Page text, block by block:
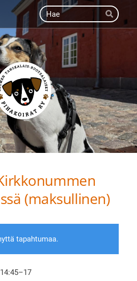
Haku
Hae
Suomen Tanskalais-
(maksullinen)
tapahtumaa.
–17